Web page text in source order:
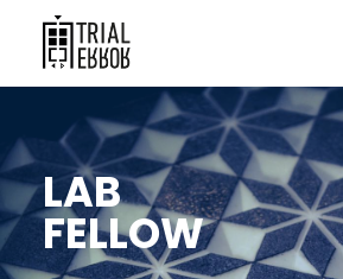
LAB
FELLOW